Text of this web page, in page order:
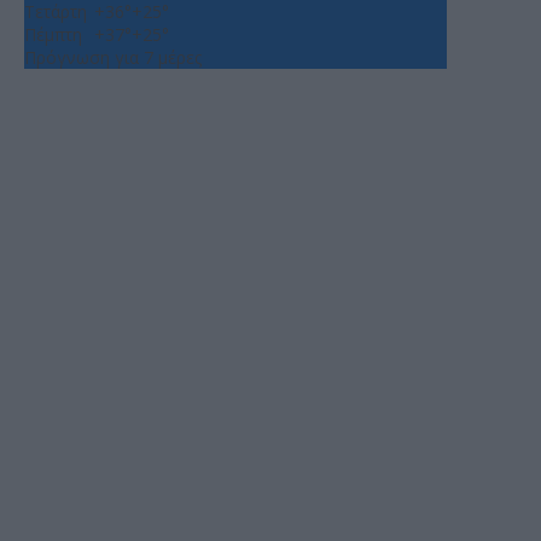
Τετάρτη +36°+25°
Πέμπτη
+37°+25°
Πρόγνωση για 7 μέρες